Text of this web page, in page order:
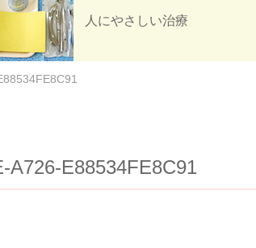
人にやさしい治療
A726-E88534FE8C91